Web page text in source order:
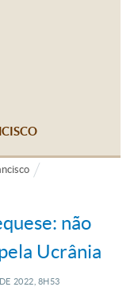
não
Ucrânia
DE 2022, 8H53